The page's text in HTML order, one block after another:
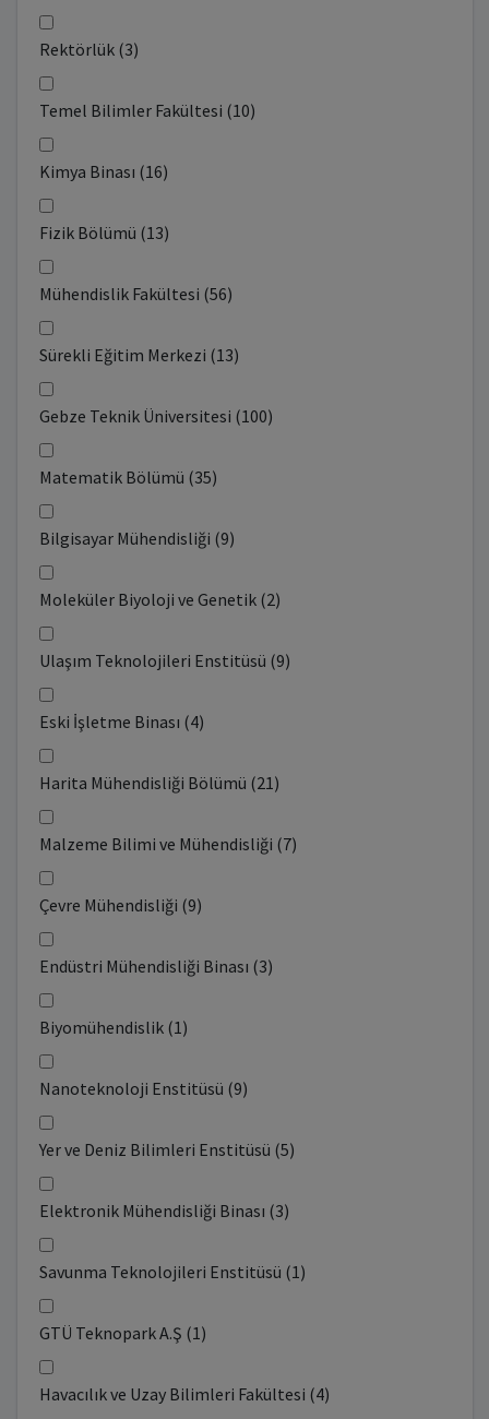
Rektörlük (3)
Temel Bilimler Fakültesi (10)
Kimya Binası (16)
Fizik Bölümü (13)
Mühendislik Fakültesi (56)
Sürekli Eğitim Merkezi (13)
Gebze Teknik Üniversitesi (100)
Matematik Bölümü (35)
Bilgisayar Mühendisliği (9)
Moleküler Biyoloji ve Genetik (2)
Ulaşım Teknolojileri Enstitüsü (9)
Eski İşletme Binası (4)
Harita Mühendisliği Bölümü (21)
Malzeme Bilimi ve Mühendisliği (7)
Çevre Mühendisliği (9)
Endüstri Mühendisliği Binası (3)
Biyomühendislik (1)
Nanoteknoloji Enstitüsü (9)
Yer ve Deniz Bilimleri Enstitüsü (5)
Elektronik Mühendisliği Binası (3)
Savunma Teknolojileri Enstitüsü (1)
GTÜ Teknopark A.Ş (1)
Havacılık ve Uzay Bilimleri Fakültesi (4)